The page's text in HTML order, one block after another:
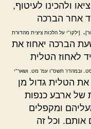
ולהכינו לעיטוף,
אחר הברכה
. [ילקו"י על הלכות ציצית מהדורת
הברכה יאחוז את
לאחוז הטלית
ובמהדו' תשס"ו עמ' מט. ושאר"י
את הטלית גדול מן
של ארבע כנפות
ומקפלים
אותם. וכל זה